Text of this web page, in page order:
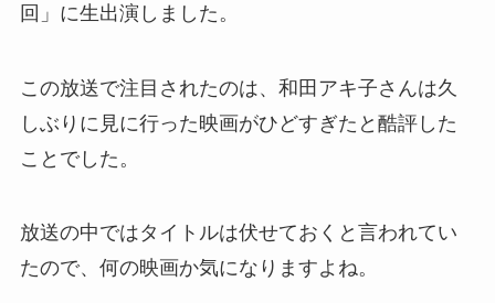
回」に生出演しました。
この放送で注目されたのは、和田アキ子さんは久
しぶりに見に行った映画がひどすぎたと酷評した
ことでした。
放送の中ではタイトルは伏せておくと言われてい
たので、何の映画か気になりますよね。